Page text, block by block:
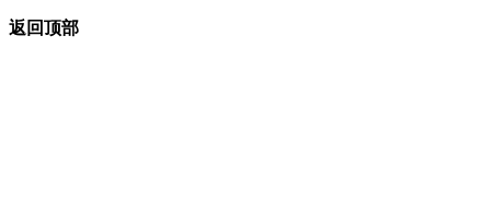
返回顶部